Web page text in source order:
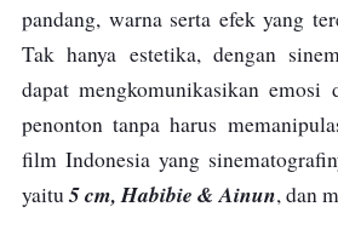
pandang, warna serta efek yang
Tak hanya estetika, dengan
dapat mengkomunikasikan
penonton tanpa harus
film Indonesia yang
yaitu5 cm, Habibie & Ainun, dan